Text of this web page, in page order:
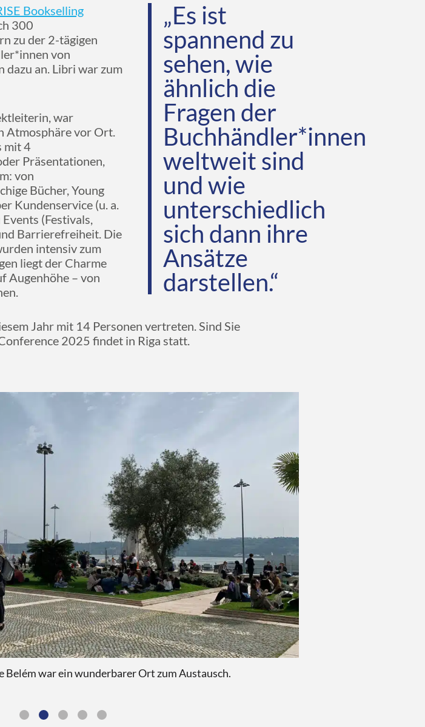
„Es ist
spannend zu
sehen, wie
ähnlich die
Fragen der
Buchhändler*innen
weltweit sind
und wie
unterschiedlich
sich dann ihre
Ansätze
darstellen.“
Bookselling
300
zu der 2-tägigen
von
dazu an. Libri war zum
war
Atmosphäre vor Ort.
mit 4
Präsentationen,
von
Bücher, Young
Kundenservice (u. a.
(Festivals,
Barrierefreiheit. Die
intensiv zum
liegt der Charme
Augenhöhe – von
Jahr mit 14 Personen vertreten. Sind Sie
2025 findet in Riga statt.
Austausch.
Austausch über fremdsprachiges Sortiment: